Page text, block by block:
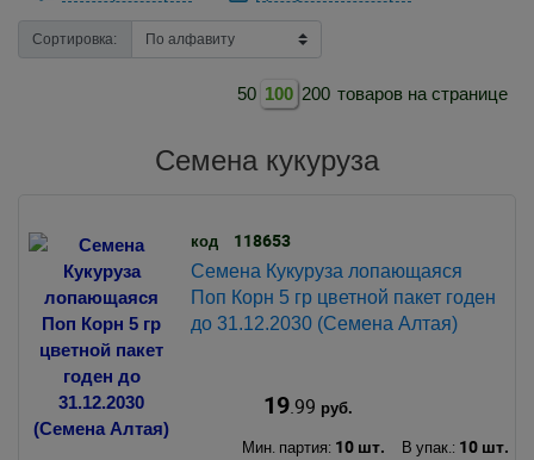
Сортировка:
50 100 200 товаров на странице
Семена кукуруза
код 118653
Семена Кукуруза лопающаяся
Поп Корн 5 гр цветной пакет годен
до 31.12.2030 (Семена Алтая)
19.99 руб.
Мин. партия: 10 шт. В упак.: 10 шт.